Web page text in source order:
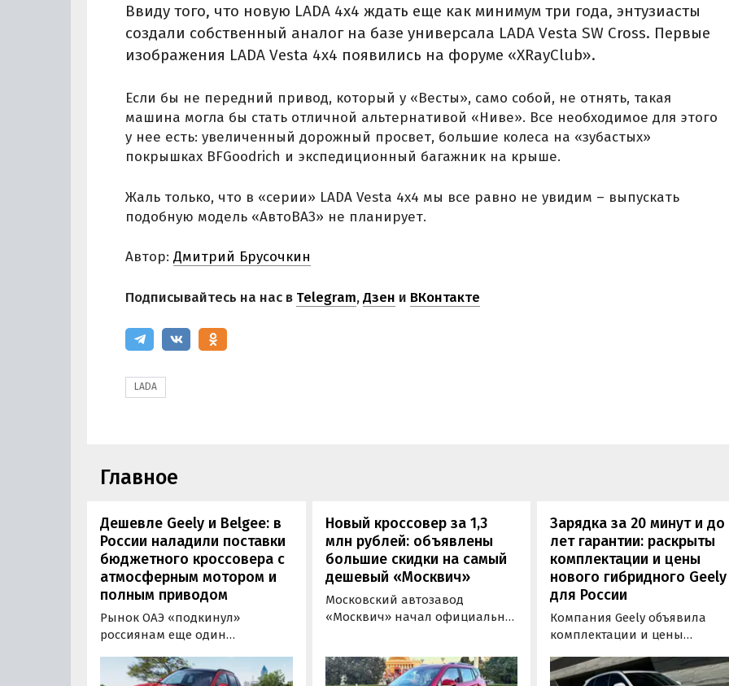
Ввиду того, что новую LADA 4x4 ждать еще как минимум три года, энтузиасты
создали собственный аналог на базе универсала LADA Vesta SW Cross. Первые
изображения LADA Vesta 4x4 появились на форуме «XRayClub».
Если бы не передний привод, который у «Весты», само собой, не отнять, такая
машина могла бы стать отличной альтернативой «Ниве». Все необходимое для этого
у нее есть: увеличенный дорожный просвет, большие колеса на «зубастых»
покрышках BFGoodrich и экспедиционный багажник на крыше.
Жаль только, что в «серии» LADA Vesta 4x4 мы все равно не увидим – выпускать
подобную модель «АвтоВАЗ» не планирует.
Автор: Дмитрий Брусочкин
Подписывайтесь на нас в Telegram,Дзен и ВКонтакте
LADA
Главное
Дешевле Geely и Belgee: в
России наладили поставки
бюджетного кроссовера с
атмосферным мотором и
полным приводом
Рынок ОАЭ «подкинул»
россиянам еще один
продавался в России
Новый кроссовер за 1,3
млн рублей: объявлены
большие скидки на самый
дешевый «Москвич»
Московский автозавод
«Москвич» начал официально
прямой выгодой в размере 360
Зарядка за 20 минут и
лет гарантии: раскрыты
комплектации и цены
нового гибридного Geely
для России
Компания Geely объявила
комплектации и цены
новой версии EM-R с